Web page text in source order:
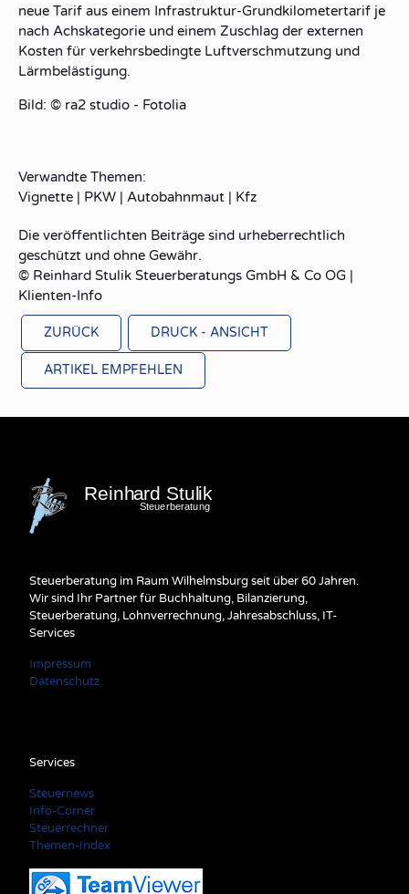
neue Tarif aus einem Infrastruktur-Grundkilometertarif je
nach Achskategorie und einem Zuschlag der externen
Kosten für verkehrsbedingte Luftverschmutzung und
Lärmbelästigung.
Bild: © ra2 studio - Fotolia
Verwandte Themen:
Vignette | PKW | Autobahnmaut | Kfz
Die veröffentlichten Beiträge sind urheberrechtlich
geschützt und ohne Gewähr.
© Reinhard Stulik Steuerberatungs GmbH & Co OG |
Klienten-Info
ZURÜCK DRUCK - ANSICHT
ARTIKEL EMPFEHLEN
Steuerberatung im Raum Wilhelmsburg seit über 60 Jahren.
Wir sind Ihr Partner für Buchhaltung, Bilanzierung,
Steuerberatung, Lohnverrechnung, Jahresabschluss, IT-
Services
Impressum
Datenschutz
Services
Steuernews
Info-Corner
Steuerrechner
Themen-Index